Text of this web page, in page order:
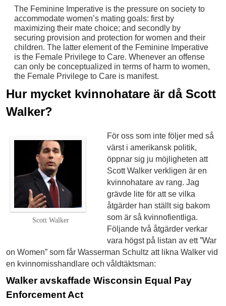
The Feminine Imperative is the pressure on society to
accommodate women’s mating goals: first by
maximizing their mate choice; and secondly by
securing provision and protection for women and their
children. The latter element of the Feminine Imperative
is the Female Privilege to Care. Whenever an offense
can only be conceptualized in terms of harm to women,
the Female Privilege to Care is manifest.
Hur mycket kvinnohatare är då Scott
Walker?
Scott Walker
För oss som inte följer med så
värst i amerikansk politik,
öppnar sig ju möjligheten att
Scott Walker verkligen är en
kvinnohatare av rang. Jag
grävde lite för att se vilka
åtgärder han ställt sig bakom
som är så kvinnofientliga.
Följande två åtgärder verkar
vara högst på listan av ett ”War
on Women” som får Wasserman Schultz att likna Walker vid
en kvinnomisshandlare och våldtäktsman:
Walker avskaffade Wisconsin Equal Pay
Enforcement Act